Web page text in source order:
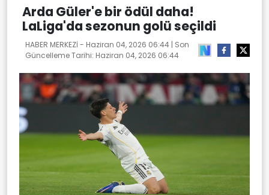
Arda Güler'e bir ödül daha!
LaLiga'da sezonun golü seçildi
HABER MERKEZİ - Haziran 04, 2026 06:44 | Son
Güncelleme Tarihi: Haziran 04, 2026 06:44